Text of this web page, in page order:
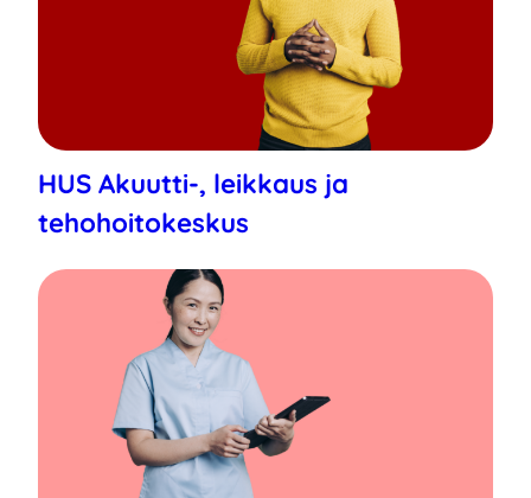
HUS Akuutti-, leikkaus ja
tehohoitokeskus